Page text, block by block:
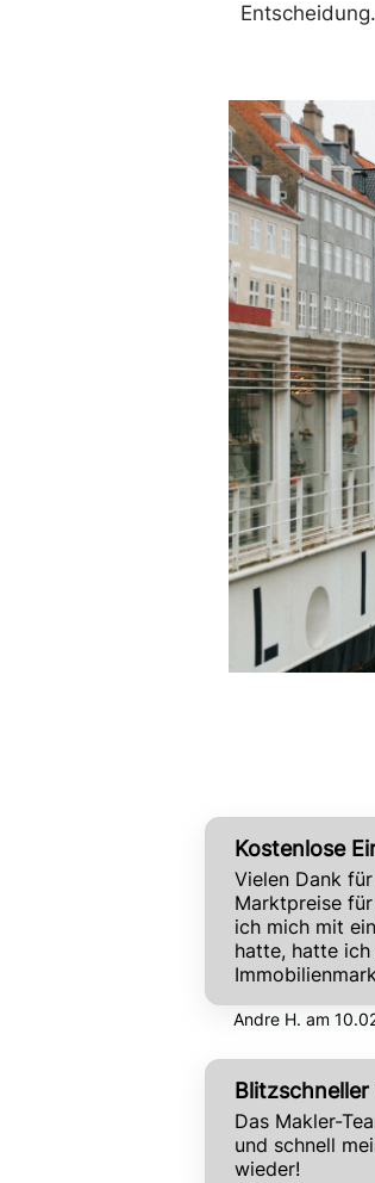
Kostenlose
Vielen Dank
Marktpreise
ich mich mit
hatte, hatte
Andre H. am
Blitzschneller
Das Makler-
und schnell
wieder!